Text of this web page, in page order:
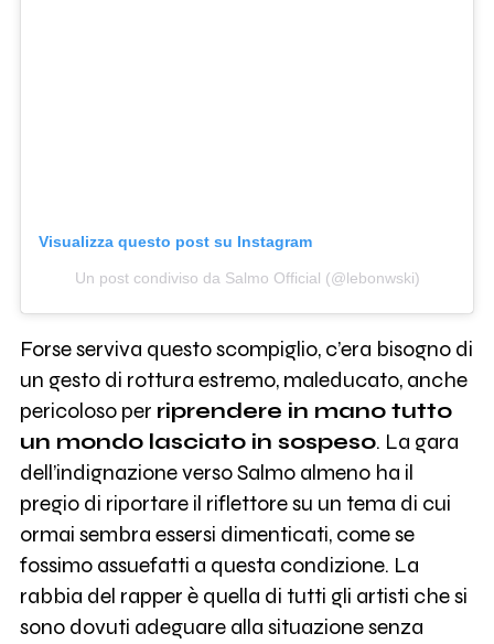
Visualizza questo post su Instagram
Un post condiviso da Salmo Official (@lebonwski)
Forse serviva questo scompiglio, c’era bisogno di
un gesto di rottura estremo, maleducato, anche
pericoloso per riprendere in mano tutto
un mondo lasciato in sospeso. La gara
dell’indignazione verso Salmo almeno ha il
pregio di riportare il riflettore su un tema di cui
ormai sembra essersi dimenticati, come se
fossimo assuefatti a questa condizione. La
rabbia del rapper è quella di tutti gli artisti che si
sono dovuti adeguare alla situazione senza